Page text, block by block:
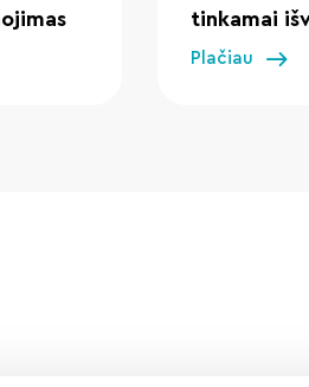
tinkamai
Plačiau